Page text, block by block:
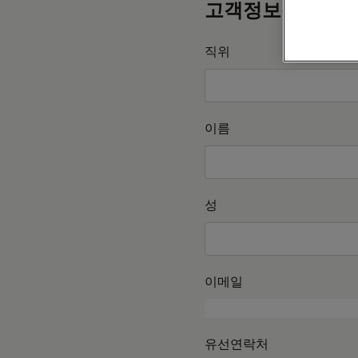
고객정보를 작성
직위
이름
성
이메일
유선연락처